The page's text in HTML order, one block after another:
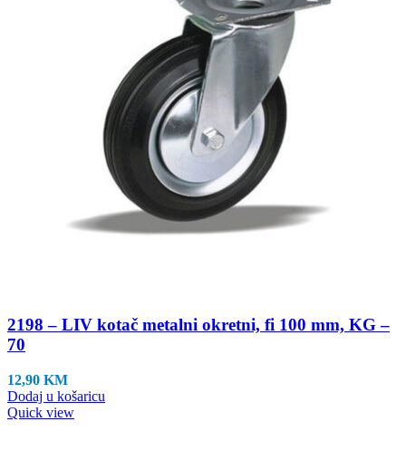
2198 – LIV kotač metalni okretni, fi 100 mm, KG –
70
12,90 KM
Dodaj u košaricu
Quick view